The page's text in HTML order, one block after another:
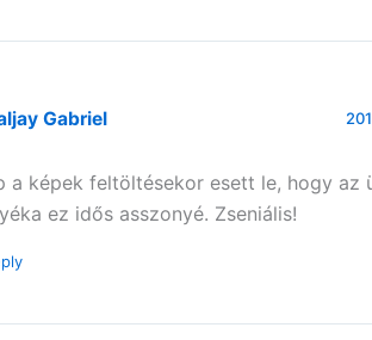
Gabriel
a képek feltöltésekor esett le, hogy az
ez idős asszonyé. Zseniális!